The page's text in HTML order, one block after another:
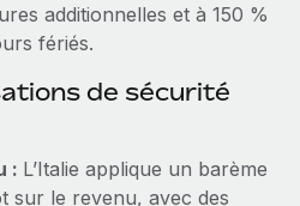
ses 55 employés
grâce à Remote
encourage les...
additionnelles et à 150 %
fériés.
de sécurité
: L’Italie applique un barème
sur le revenu, avec des